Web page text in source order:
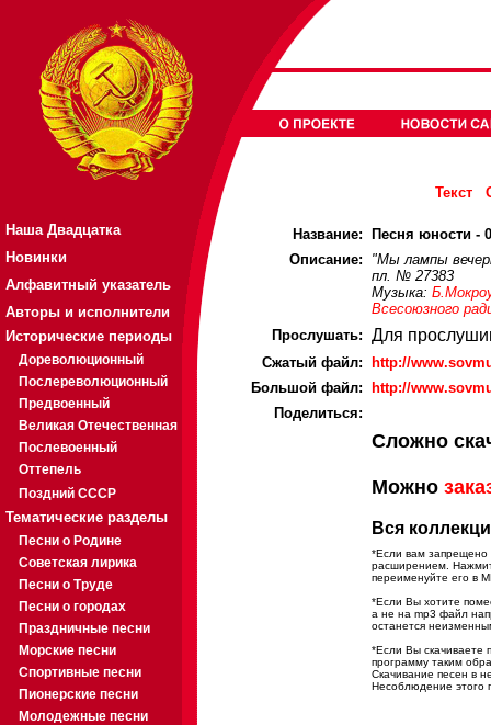
Наша Двадцатка
Новинки
Алфавитный указатель
Авторы и исполнители
Исторические периоды
Дореволюционный
Послереволюционный
Предвоенный
Великая Отечественная
Послевоенный
Оттепель
Поздний СССР
Тематические разделы
Песни о Родине
Советская лирика
Песни о Труде
Песни о городах
Праздничные песни
Морские песни
Спортивные песни
Пионерские песни
Молодежные песни
Текст
Название:
Песня юности -
Описание:
"Мы лампы
пл. № 27383
Музыка:
Всесоюзного
Прослушать: Для
Cжатый файл:
http://
Большой файл:
http://
Поделиться:
Сложно
Можно
Вся
*Если вам запрещено
расширением.
переименуйте его в
*Если Вы хотите
а не на mp3 файл
останется
*Если Вы скачиваете
программу таким
Скачивание песен в
Несоблюдение этого